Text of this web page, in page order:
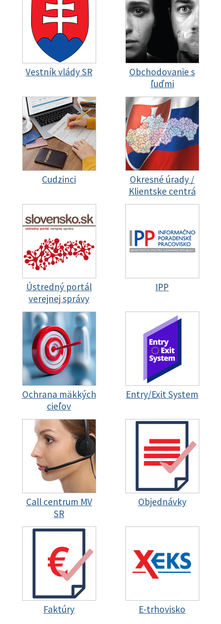
Vestník vlády SR
Obchodovanie s
ľuďmi
Cudzinci
Okresné úrady /
Klientske centrá
Ústredný portál
verejnej správy
IPP
Ochrana mäkkých
cieľov
Entry/Exit System
Call centrum MV
SR
Objednávky
Faktúry E-trhovisko